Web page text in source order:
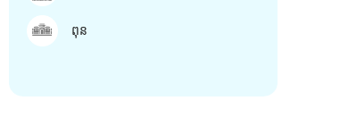
ពុន